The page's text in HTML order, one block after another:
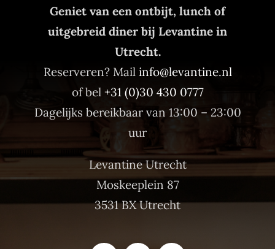
Geniet van een ontbijt, lunch of
uitgebreid diner bij Levantine in
Utrecht.
Reserveren? Mail info@levantine.nl
of bel +31 (0)30 430 0777
Dagelijks bereikbaar van 13:00 – 23:00
uur
Levantine Utrecht
Moskeeplein 87
3531 BX Utrecht